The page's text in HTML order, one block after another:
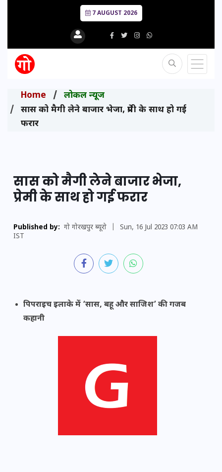
7 AUGUST 2026
Home
लोकल न्यूज
सास को मैगी लेने बाजार भेजा, प्रेमी के साथ हो गई
फरार
सास को मैगी लेने बाजार भेजा,
प्रेमी के साथ हो गई फरार
Published by: गो गोरखपुर ब्यूरो
Sun, 16 Jul 2023 07:03 AM
IST
पिपराइच इलाके में ‘सास, बहू और साजिश’ की गजब
कहानी